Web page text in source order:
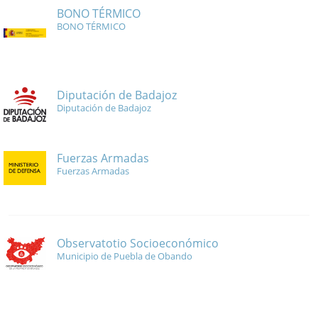
BONO TÉRMICO
BONO TÉRMICO
Diputación de Badajoz
Diputación de Badajoz
Fuerzas Armadas
Fuerzas Armadas
Observatotio Socioeconómico
Municipio de Puebla de Obando